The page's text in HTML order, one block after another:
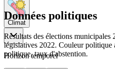
Climat
Horizon temporel
Données politiques
Résultats des élections municipales
législatives 2022. Couleur politique
politique, taux d'abstention.